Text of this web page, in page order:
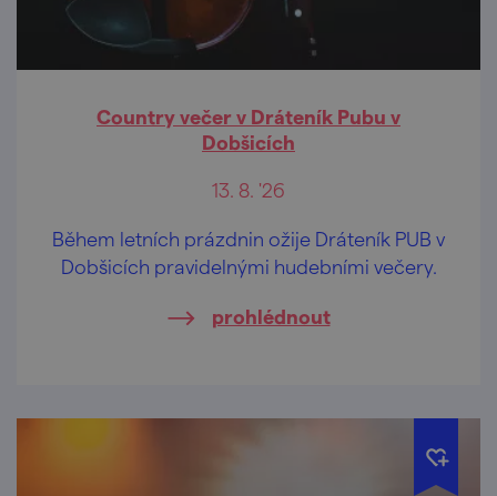
Country večer v Dráteník Pubu v
Dobšicích
13. 8. '26
Během letních prázdnin ožije Dráteník PUB v
Dobšicích pravidelnými hudebními večery.
prohlédnout